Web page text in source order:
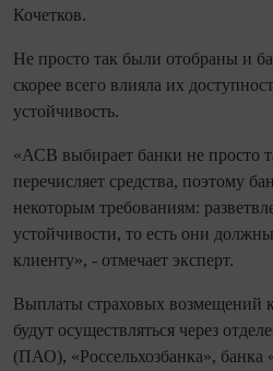
Кочетков.
Не просто так были отобраны и
скорее всего влияла их
устойчивость.
«АСВ выбирает банки не просто
перечисляет средства, поэтому
некоторым требованиям:
устойчивости, то есть они
клиенту», - отмечает эксперт.
Выплаты страховых возмещений
будут осуществляться через
(ПАО), «Россельхозбанка»,